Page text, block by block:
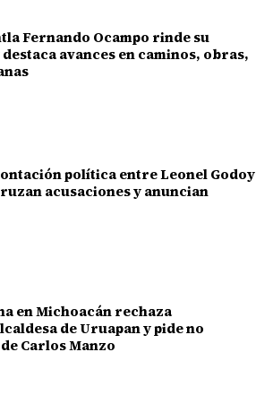
Fernando Ocampo rinde su
avances en caminos, obras,
política entre Leonel Godoy
acusaciones y anuncian
en Michoacán rechaza
de Uruapan y pide no
Carlos Manzo